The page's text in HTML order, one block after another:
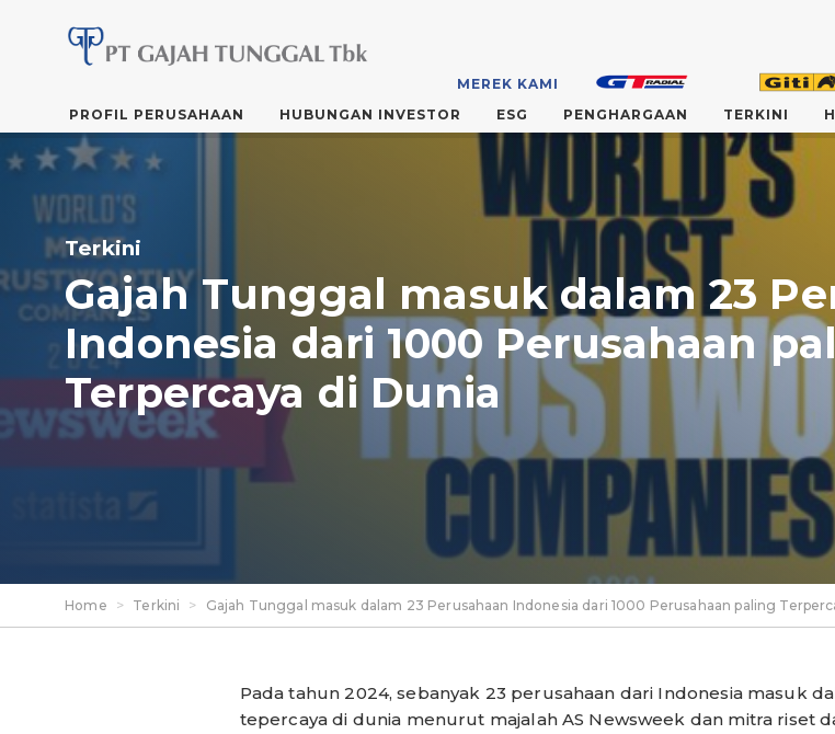
to
the
PROFIL PERUSAHAAN HUBUNGAN INVESTOR ESG PENGHARGAAN TERKINI
Terkini
Gajah Tunggal masuk dalam 23
Indonesia dari 1000 Perusahaan
Terpercaya di Dunia
Home > Terkini > Gajah Tunggal masuk dalam 23 Perusahaan Indonesia dari 1000 Perusahaan paling
Pada tahun 2024, sebanyak 23 perusahaan dari Indonesia masuk
tepercaya di dunia menurut majalah AS Newsweek dan mitra riset
MEREK KAMI